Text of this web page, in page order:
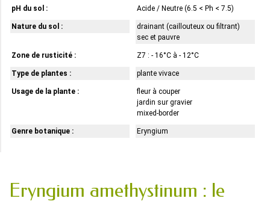
pH du sol : Acide / Neutre (6.5 < Ph < 7.5)
Nature du sol :
drainant (caillouteux ou filtrant)
sec et pauvre
Zone de rusticité : Z7 : - 16°C à - 12°C
Type de plantes : plante vivace
Usage de la plante :
fleur à couper
jardin sur gravier
mixed-border
Genre botanique : Eryngium
Eryngium amethystinum : le